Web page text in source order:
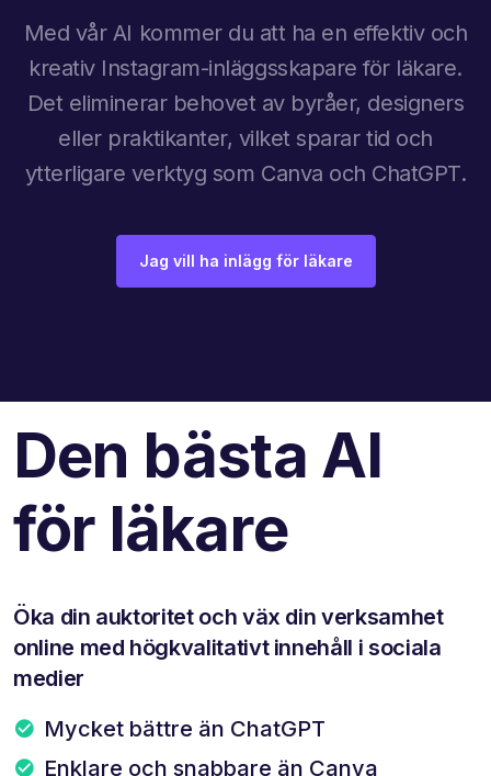
Med vår AI kommer du att ha en effektiv och
kreativ Instagram-inläggsskapare för läkare.
Det eliminerar behovet av byråer, designers
eller praktikanter, vilket sparar tid och
ytterligare verktyg som Canva och ChatGPT.
Jag vill ha inlägg för läkare
Den bästa AI
för läkare
Öka din auktoritet och väx din verksamhet
online med högkvalitativt innehåll i sociala
medier
Mycket bättre än ChatGPT
Enklare och snabbare än Canva